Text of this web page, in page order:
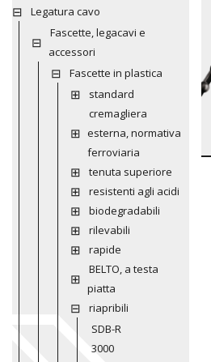
Legatura cavo
Fascette, legacavi e
accessori
Fascette in plastica
standard
cremagliera
esterna, normativa
ferroviaria
tenuta superiore
resistenti agli acidi
biodegradabili
rilevabili
rapide
BELTO, a testa
piatta
riapribili
SDB-R
3000